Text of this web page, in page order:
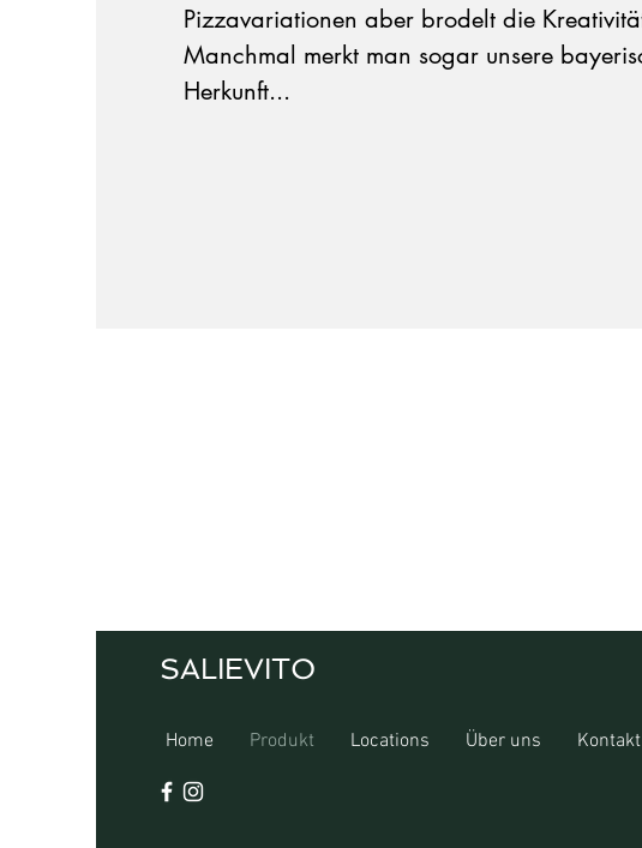
Pizzavariationen aber brodelt die
Manchmal merkt man sogar unsere
Herkunft...
SALIEVITO
Home Produkt Locations Über uns Kontakt